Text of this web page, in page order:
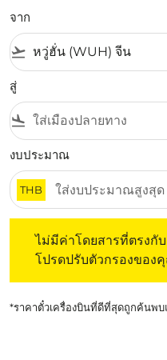
จาก
flight_takeoff
สู่
flight_land
งบประมาณ
THB
ไม่มีค่าโดยสารที่ตรง
โปรดปรับตัวกรองของ
*ราคาตั๋วเครื่องบินที่ดีที่สุดถูกค้นพ